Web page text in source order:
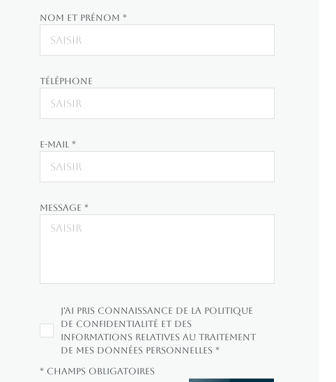
Nom et prénom *
Téléphone
E-mail *
Message *
J'ai pris connaissance de la Politique
de confidentialité et des
informations relatives au traitement
de mes données personnelles *
* Champs obligatoires